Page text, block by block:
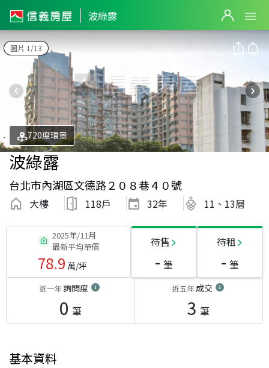
波綠露
圖片 1/13
720度環景
波綠露
台北市內湖區文德路２０８巷４０號
大樓 118戶 32年 11、13層
2025年/11月
最新平均單價
78.9 萬/坪
待售
- 筆
待租
- 筆
近一年詢問度
0 筆
近五年成交
3 筆
基本資料